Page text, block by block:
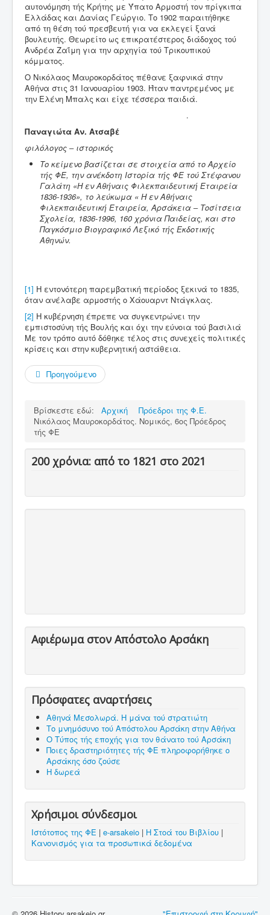
αυτονόμηση τής Κρήτης με Ύπατο Αρμοστή τον πρίγκιπα
Ελλάδας και Δανίας Γεώργιο. Το 1902 παραιτήθηκε
από τη θέση τού πρεσβευτή για να εκλεγεί ξανά
βουλευτής. Θεωρείτο ως επικρατέστερος διάδοχος τού
Ανδρέα Ζαΐμη για την αρχηγία τού Τρικουπικού
κόμματος.
Ο Νικόλαος Μαυροκορδάτος πέθανε ξαφνικά στην
Αθήνα στις 31 Ιανουαρίου 1903. Ήταν παντρεμένος με
την Ελένη Μπαλς και είχε τέσσερα παιδιά.
.
Παναγιώτα Αν. Ατσαβέ
φιλόλογος ‒ ιστορικός
Το κείμενο βασίζεται σε στοιχεία από το Αρχείο
τής ΦΕ, την ανέκδοτη Ιστορία τής ΦΕ τού Στέφανου
Γαλάτη «Η εν Αθήναις Φιλεκπαιδευτική Εταιρεία
1836-1936», το λεύκωμα « Η εν Αθήναις
Φιλεκπαιδευτική Εταιρεία, Αρσάκεια ‒ Τοσίτσεια
Σχολεία, 1836-1996, 160 χρόνια Παιδείας, και στο
Παγκόσμιο Βιογραφικό Λεξικό τής Εκδοτικής
Αθηνών.
[1] Η εντονότερη παρεμβατική περίοδος ξεκινά το 1835,
όταν ανέλαβε αρμοστής ο Χάουαρντ Ντάγκλας.
[2] Η κυβέρνηση έπρεπε να συγκεντρώνει την
εμπιστοσύνη τής Βουλής και όχι την εύνοια τού βασιλιά
Με τον τρόπο αυτό δόθηκε τέλος στις συνεχείς πολιτικές
κρίσεις και στην κυβερνητική αστάθεια.
Προηγούμενο
Βρίσκεστε εδώ: Αρχική
Πρόεδροι της Φ.Ε.
Νικόλαος Μαυροκορδάτος. Νομικός, 6ος Πρόεδρος
τής ΦΕ
200 χρόνια: από το 1821 στο 2021
Αφιέρωμα στον Απόστολο Αρσάκη
Πρόσφατες αναρτήσεις
Αθηνά Μεσολωρά. Η μάνα τού στρατιώτη
Το μνημόσυνο τού Απόστολου Αρσάκη στην Αθήνα
Ο Τύπος τής εποχής για τον θάνατο τού Αρσάκη
Ποιες δραστηριότητες τής ΦΕ πληροφορήθηκε ο
Αρσάκης όσο ζούσε
Η δωρεά
Χρήσιμοι σύνδεσμοι
Ιστότοπος της ΦΕ | e-arsakeio | Η Στοά του Βιβλίου |
Κανονισμός για τα προσωπικά δεδομένα